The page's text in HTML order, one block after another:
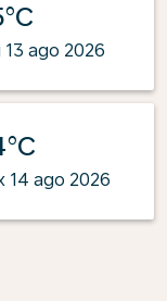
13 ago 2026
14 ago 2026